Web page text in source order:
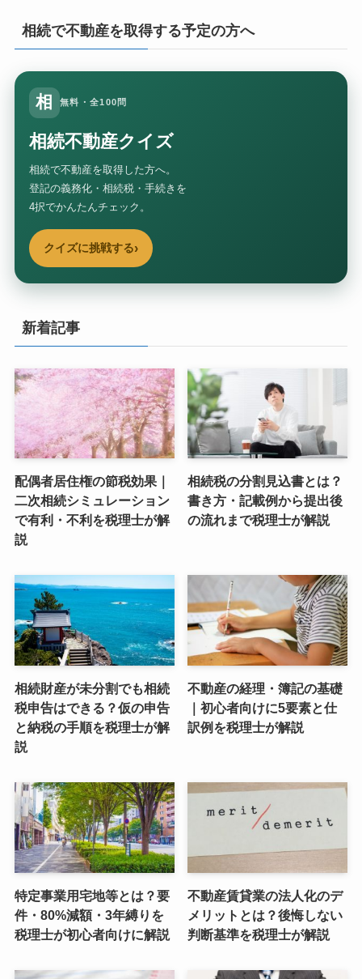
相続で不動産を取得する予定の方へ
相 無料・全100問
相続不動産クイズ
相続で不動産を取得した方へ。
登記の義務化・相続税・手続きを
4択でかんたんチェック。
クイズに挑戦する›
新着記事
配偶者居住権の節税効果｜
二次相続シミュレーション
で有利・不利を税理士が解
説
相続税の分割見込書とは？
書き方・記載例から提出後
の流れまで税理士が解説
相続財産が未分割でも相続
税申告はできる？仮の申告
と納税の手順を税理士が解
説
不動産の経理・簿記の基礎
｜初心者向けに5要素と仕
訳例を税理士が解説
特定事業用宅地等とは？要
件・80%減額・3年縛りを
税理士が初心者向けに解説
不動産賃貸業の法人化のデ
メリットとは？後悔しない
判断基準を税理士が解説